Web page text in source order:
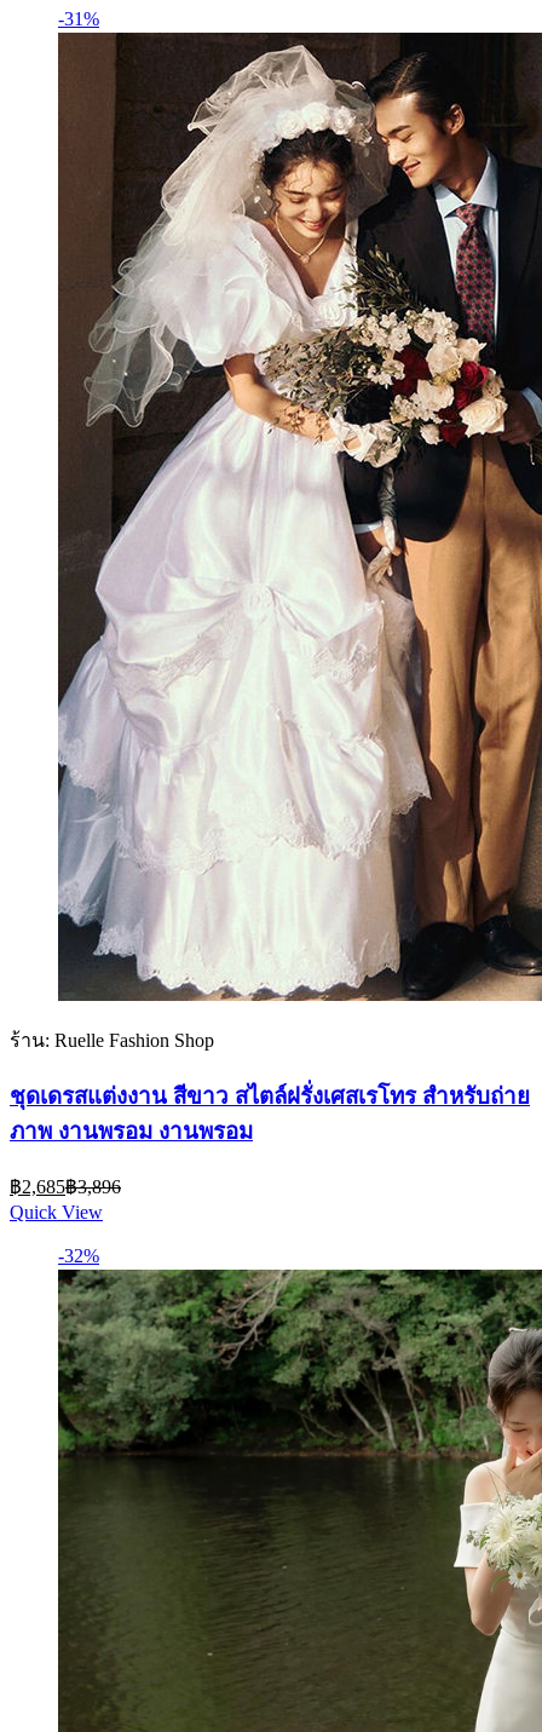
฿2,845.
-31%
ร้าน: Ruelle Fashion Shop
ชุดเดรสแต่งงาน สีขาว สไตล์ฝรั่งเศสเรโทร สําหรับถ่าย
ภาพ งานพรอม งานพรอม
฿2,685Current
price
is:
฿2,685.
฿3,896
Quick View
-32%